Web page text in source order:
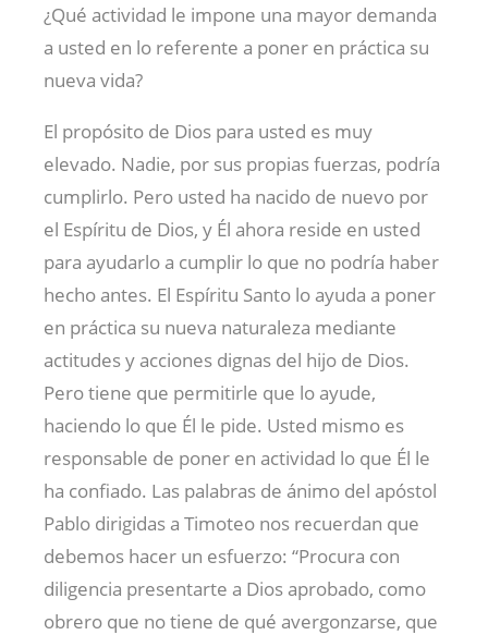
¿Qué actividad le impone una mayor demanda
a usted en lo referente a poner en práctica su
nueva vida?
El propósito de Dios para usted es muy
elevado. Nadie, por sus propias fuerzas, podría
cumplirlo. Pero usted ha nacido de nuevo por
el Espíritu de Dios, y Él ahora reside en usted
para ayudarlo a cumplir lo que no podría haber
hecho antes. El Espíritu Santo lo ayuda a poner
en práctica su nueva naturaleza mediante
actitudes y acciones dignas del hijo de Dios.
Pero tiene que permitirle que lo ayude,
haciendo lo que Él le pide. Usted mismo es
responsable de poner en actividad lo que Él le
ha confiado. Las palabras de ánimo del apóstol
Pablo dirigidas a Timoteo nos recuerdan que
debemos hacer un esfuerzo: “Procura con
diligencia presentarte a Dios aprobado, como
obrero que no tiene de qué avergonzarse, que